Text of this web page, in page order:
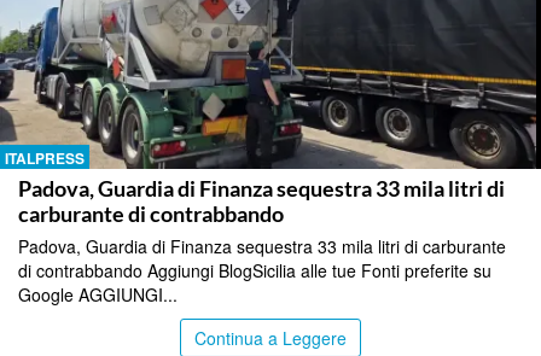
ITALPRESS
Padova, Guardia di Finanza sequestra 33 mila litri di
carburante di contrabbando
Padova, Guardia di Finanza sequestra 33 mila litri di carburante
di contrabbando Aggiungi BlogSicilia alle tue Fonti preferite su
Google AGGIUNGI...
Continua a Leggere